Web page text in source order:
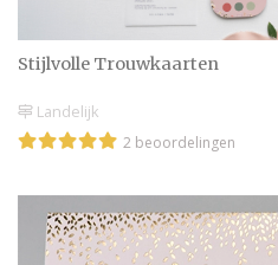
Stijlvolle Trouwkaarten
Landelijk
2 beoordelingen